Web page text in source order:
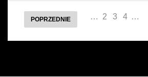
POPRZEDNIE … 2 3 4 …